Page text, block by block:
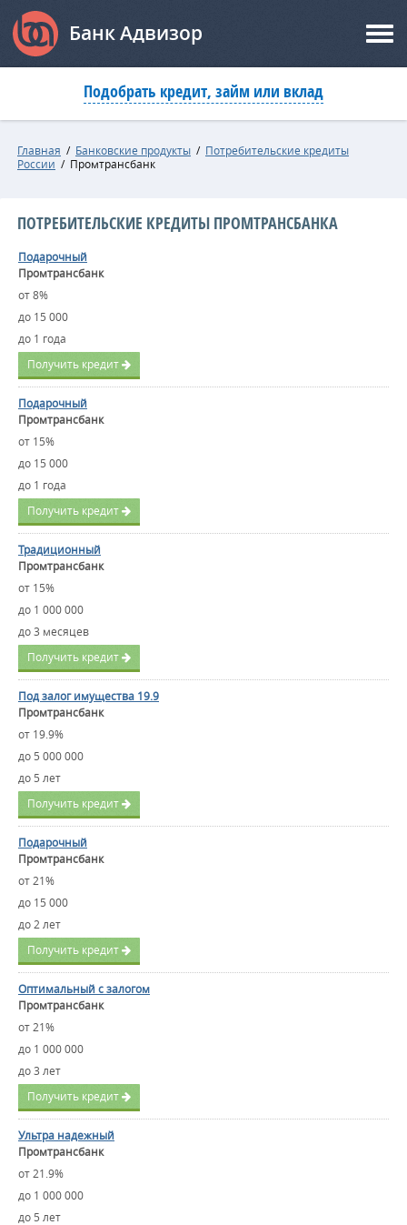
Банк Адвизор
Подобрать кредит, займ или вклад
Главная / Банковские продукты / Потребительские кредиты
России / Промтрансбанк
ПОТРЕБИТЕЛЬСКИЕ КРЕДИТЫ ПРОМТРАНСБАНКА
Подарочный
Промтрансбанк
от 8%
до 15 000
до 1 года
Получить кредит
Подарочный
Промтрансбанк
от 15%
до 15 000
до 1 года
Получить кредит
Традиционный
Промтрансбанк
от 15%
до 1 000 000
до 3 месяцев
Получить кредит
Под залог имущества 19.9
Промтрансбанк
от 19.9%
до 5 000 000
до 5 лет
Получить кредит
Подарочный
Промтрансбанк
от 21%
до 15 000
до 2 лет
Получить кредит
Оптимальный с залогом
Промтрансбанк
от 21%
до 1 000 000
до 3 лет
Получить кредит
Ультра надежный
Промтрансбанк
от 21.9%
до 1 000 000
до 5 лет